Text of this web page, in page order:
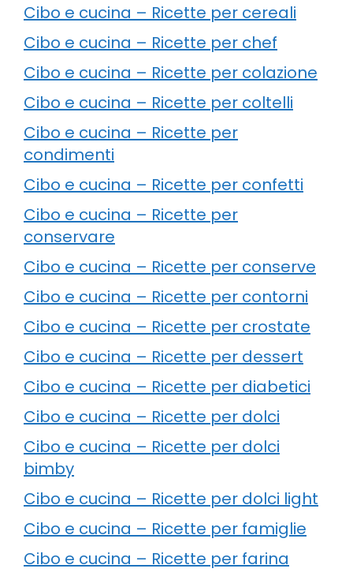
Cibo e cucina – Ricette per cereali
Cibo e cucina – Ricette per chef
Cibo e cucina – Ricette per colazione
Cibo e cucina – Ricette per coltelli
Cibo e cucina – Ricette per
condimenti
Cibo e cucina – Ricette per confetti
Cibo e cucina – Ricette per
conservare
Cibo e cucina – Ricette per conserve
Cibo e cucina – Ricette per contorni
Cibo e cucina – Ricette per crostate
Cibo e cucina – Ricette per dessert
Cibo e cucina – Ricette per diabetici
Cibo e cucina – Ricette per dolci
Cibo e cucina – Ricette per dolci
bimby
Cibo e cucina – Ricette per dolci light
Cibo e cucina – Ricette per famiglie
Cibo e cucina – Ricette per farina